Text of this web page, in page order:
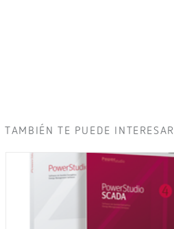
TAMBIÉN TE PUEDE INTERESAR